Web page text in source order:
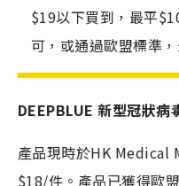
$19以下買到，最平
可，或通過歐盟標準
DEEPBLUE 新型冠狀病
產品現時於HK Medical
$18/件。產品已獲得歐